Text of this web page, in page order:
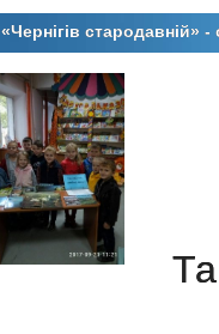
«Чернігів стародавній»